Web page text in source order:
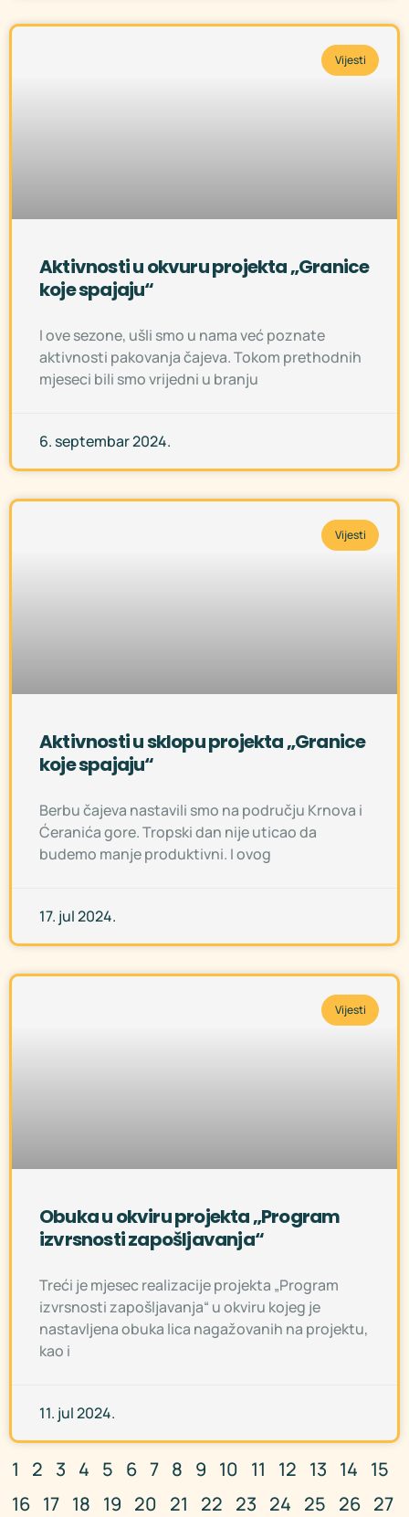
Vijesti
Aktivnosti u okvuru projekta „Granice
koje spajaju“
I ove sezone, ušli smo u nama već poznate
aktivnosti pakovanja čajeva. Tokom prethodnih
mjeseci bili smo vrijedni u branju
6. septembar 2024.
Vijesti
Aktivnosti u sklopu projekta „Granice
koje spajaju“
Berbu čajeva nastavili smo na području Krnova i
Ćeranića gore. Tropski dan nije uticao da
budemo manje produktivni. I ovog
17. jul 2024.
Vijesti
Obuka u okviru projekta „Program
izvrsnosti zapošljavanja“
Treći je mjesec realizacije projekta „Program
izvrsnosti zapošljavanja“ u okviru kojeg je
nastavljena obuka lica nagažovanih na projektu,
kao i
11. jul 2024.
1 2 3 4 5 6 7 8 9 10 11 12 13 14 15
16 17 18 19 20 21 22 23 24 25 26 27